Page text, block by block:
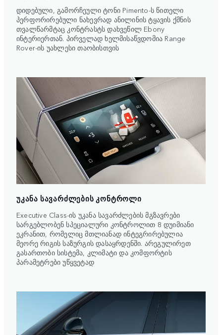
დიდებული, გამორჩეული ტონი Pimento-ს წითელი
პერფორირებული ნახევრად ანილინის ტყავის ქმნის
თვალწარმტაც კონტრასტს დახვეწილ Ebony
ინტერიერთან. პირველად ხელმისაწვდომია Range
Rover-ის უახლესი თაობისთვის
ᲣᲙᲐᲜᲐ ᲡᲐᲕᲐᲠᲫᲚᲔᲑᲘᲡ ᲙᲝᲜᲢᲠᲝᲚᲘ
Executive Class-ის უკანა სავარძლების მგზავრები
სარგებლობენ სპეციალური კონტროლით 8 დუიმიანი
ეკრანით, რომელიც მთლიანად ინტეგრირებულია
მეორე რიგის საზურგის დასაყრდენში. არეგულირეთ
გასართობი სისტემა, კლიმატი და კომფორტის
პარამეტრები უწყვეტად